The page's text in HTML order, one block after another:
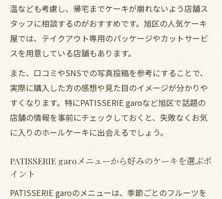
温なども考慮し、帰宅までケーキが崩れないよう店舗ス
タッフに相談するのがおすすめです。旭区の人気ケーキ
屋では、テイクアウト専用のパッケージやカットサービ
スを用意している店舗もあります。
また、口コミやSNSでの写真投稿を参考にすることで、
実際に購入した方の感想や見た目のイメージが分かりや
すくなります。特にPATISSERIE garoなど旭区で話題の
店舗の情報を事前にチェックしておくと、失敗なくお気
に入りのホールケーキに出会えるでしょう。
PATISSERIE garoメニューから好みのケーキを選ぶポ
イント
PATISSERIE garoのメニューは、季節ごとのフルーツを